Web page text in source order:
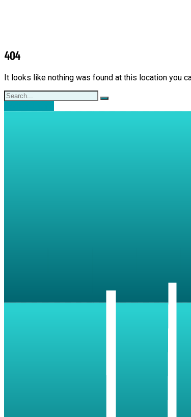
404
It looks like nothing was found at this location you